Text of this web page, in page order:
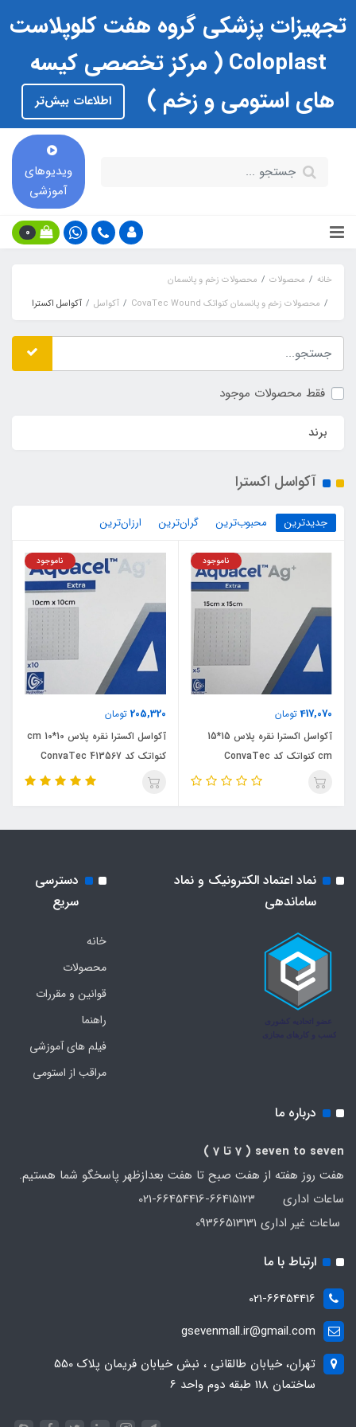
تجهیزات پزشکی گروه هفت کلوپلاست
Coloplast ( مرکز تخصصی کیسه
های استومی و زخم )
اطلاعات بیش‌تر
ویدیوهای
آموزشی
0
خانه محصولات
محصولات زخم و پانسمان
محصولات زخم و پانسمان کنواتک CovaTec Wound
آکواسل آكواسل اكسترا
فقط محصولات موجود
برند
آكواسل اكسترا
جدیدترین محبوب‌ترین گران‌ترین ارزان‌ترین
417,070تومان
ناموجود
آكواسل اكسترا نقره پلاس 15*15
cm كنواتك كد ConvaTec
413568
205,320 تومان
ناموجود
آكواسل اكسترا نقره پلاس 10*10 cm
كنواتك كد 413567 ConvaTec
نماد اعتماد الکترونیک و نماد
ساماندهی
دسترسی
سریع
خانه
محصولات
قوانین و مقررات
راهنما
فیلم های آموزشی
مراقب از استومی
درباره ما
seven to seven ( 7 تا 7 )
هفت روز هفته از هفت صبح تا هفت بعدازظهر پاسخگو شما هستیم.
ساعات اداری 66415123-66454416-021
ساعات غیر اداری 09366513131
ارتباط با ما
021-66454416
gsevenmall.ir@gmail.com
تهران، خیابان طالقانی ، نبش خیابان فریمان پلاک 550
ساختمان 118 طبقه دوم واحد 6